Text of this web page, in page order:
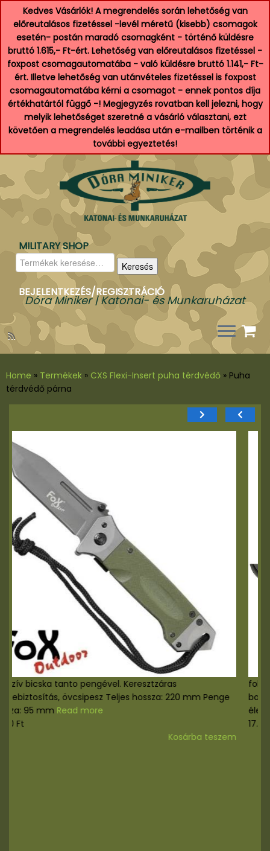
Kedves Vásárlók! A megrendelés során lehetőség van
előreutalásos fizetéssel -levél méretű (kisebb) csomagok
esetén- postán maradó csomagként - történő küldésre
bruttó 1.615,- Ft-ért. Lehetőség van előreutalásos fizetéssel -
foxpost csomagautomatába - való küldésre bruttó 1.141,- Ft-
ért. Illetve lehetőség van utánvételes fizetéssel is foxpost
csomagautomatába kérni a csomagot - ennek pontos díja
értékhatártól függő -! Megjegyzés rovatban kell jelezni, hogy
melyik lehetőséget szeretné a vásárló választani, ezt
követően a megrendelés leadása után e-mailben történik a
további egyeztetés!
MILITARY SHOP
Keresés
a
következőre:
Keresés
BEJELENTKEZÉS/REGISZTRÁCIÓ
Dóra Miniker | Katonai- és Munkaruházat
Home » Termékek » CXS Flexi-Insert puha térdvédő » Puha
térdvédő párna
Masszív bicska tanto pengével. Keresztzáras
pengebiztosítás, övcsipesz Teljes hossza: 220 mm Penge
hossza: 95 mm Read more
8.000
Kosárba teszem